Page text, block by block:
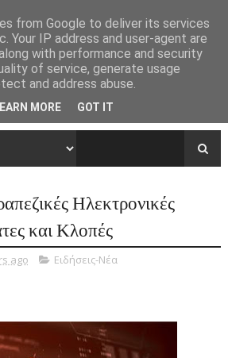
Ηλεκτρονικές
και Κλοπές
ago Ειδήσεις-Νέα
from Google to deliver its services
Your IP address and user-agent are
with performance and security
of service, generate usage
and address abuse.
MORE GOT IT